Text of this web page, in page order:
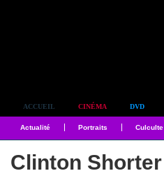
ACCUEIL CINÉMA DVD
Actualité Portraits Culculte
Clinton Shorter